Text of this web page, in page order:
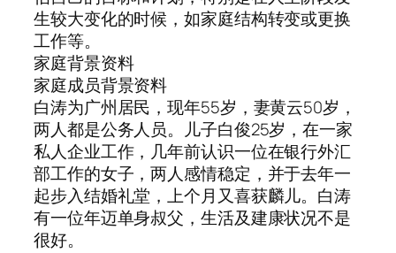
生较大变化的时候，如家庭结构转变或更换
工作等。
家庭背景资料
家庭成员背景资料
白涛为广州居民，现年55岁，妻黄云50岁，
两人都是公务人员。儿子白俊25岁，在一家
私人企业工作，几年前认识一位在银行外汇
部工作的女子，两人感情稳定，并于去年一
起步入结婚礼堂，上个月又喜获麟儿。白涛
有一位年迈单身叔父，生活及建康状况不是
很好。